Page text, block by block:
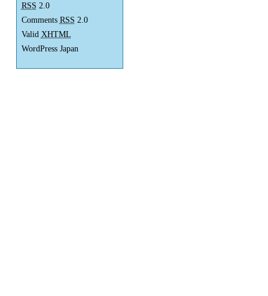
RSS 2.0
Comments RSS 2.0
Valid XHTML
WordPress Japan